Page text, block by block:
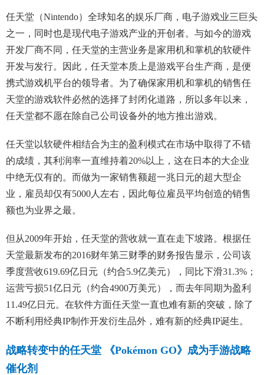
任天堂（Nintendo）全球知名的娱乐厂商，电子游戏业三巨头
之一，同时也是现代电子游戏产业的开创者。与如今的游戏
开发厂商不同，任天堂的主营业务是家用机和掌机的软硬件
开发与发行。因此，任天堂本质上是游戏平台生产商，是便
携式游戏机平台的领导者。为了确保家用机和掌机的销售任
天堂的游戏软件必然的选择了封闭化道路，所以多年以来，
任天堂都不愿在除自己公司设备外的地方推出游戏。
任天堂以软硬件相结合为主的盈利模式在市场中取得了不错
的成绩，其利润率一直维持着20%以上，这在日本的大企业
中绝无仅有的。而做为一家销售额超一兆日元的超大型企
业，雇员却仅有5000人左右，因此每位雇员平均创造的销售
额也为业界之最。
但从2009年开始，任天堂的营收就一直在走下坡路。根据任
天堂最新发布的2016财年第三财季的财务报告显示，公司该
季度营收619.69亿日元（约合5.9亿美元），同比下滑31.3%；
运营亏损51亿日元（约合4900万美元），而去年同期为盈利
11.49亿日元。在软件方面任天堂一直也难有新的突破，除了
不断利用经典IP制作开发衍生品外，难有新的经典IP诞生。
战略转变中的任天堂 《Pokémon GO》成为手游战略
催化剂